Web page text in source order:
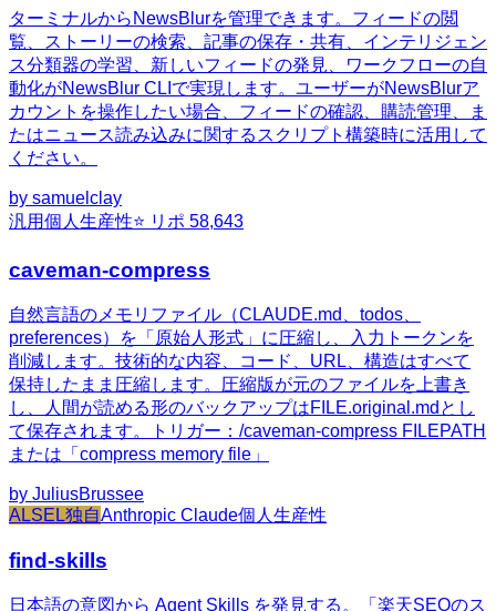
ターミナルからNewsBlurを管理できます。フィードの閲
覧、ストーリーの検索、記事の保存・共有、インテリジェン
ス分類器の学習、新しいフィードの発見、ワークフローの自
動化がNewsBlur CLIで実現します。ユーザーがNewsBlurア
カウントを操作したい場合、フィードの確認、購読管理、ま
たはニュース読み込みに関するスクリプト構築時に活用して
ください。
by samuelclay
汎用個人生産性⭐ リポ 58,643
caveman-compress
自然言語のメモリファイル（CLAUDE.md、todos、
preferences）を「原始人形式」に圧縮し、入力トークンを
削減します。技術的な内容、コード、URL、構造はすべて
保持したまま圧縮します。圧縮版が元のファイルを上書き
し、人間が読める形のバックアップはFILE.original.mdとし
て保存されます。トリガー：/caveman-compress FILEPATH
または「compress memory file」
by JuliusBrussee
ALSEL独自Anthropic Claude個人生産性
find-skills
日本語の意図から Agent Skills を発見する。「楽天SEOのス